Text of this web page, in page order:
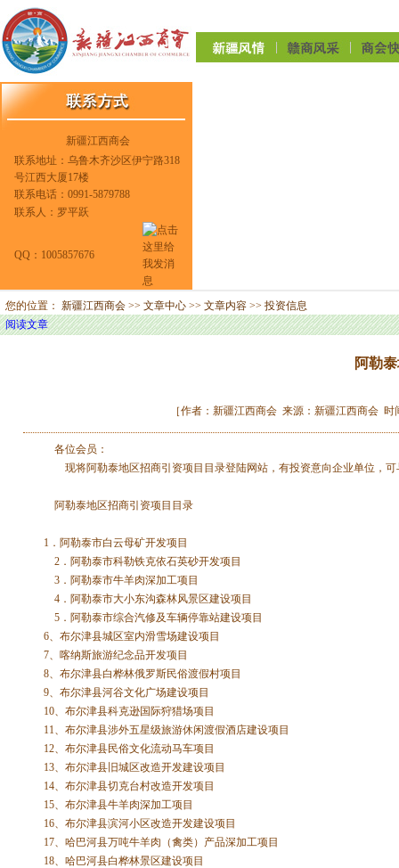
新疆江西商会
联系地址：乌鲁木齐沙区伊宁路318
号江西大厦17楼
联系电话：0991-5879788
联系人：罗平跃
QQ：1005857676
您的位置： 新疆江西商会 >> 文章中心 >> 文章内容 >> 投资信息
阅读文章
阿勒
［作者：新疆江西商会 来源：新疆江西商会 时
各位会员：
现将阿勒泰地区招商引资项目目录登陆网站，有投资意向企业单位，可
阿勒泰地区招商引资项目目录
1．阿勒泰市白云母矿开发项目
2．阿勒泰市科勒铁克依石英砂开发项目
3．阿勒泰市牛羊肉深加工项目
4．阿勒泰市大小东沟森林风景区建设项目
5．阿勒泰市综合汽修及车辆停靠站建设项目
6、布尔津县城区室内滑雪场建设项目
7、喀纳斯旅游纪念品开发项目
8、布尔津县白桦林俄罗斯民俗渡假村项目
9、布尔津县河谷文化广场建设项目
10、布尔津县科克逊国际狩猎场项目
11、布尔津县涉外五星级旅游休闲渡假酒店建设项目
12、布尔津县民俗文化流动马车项目
13、布尔津县旧城区改造开发建设项目
14、布尔津县切克台村改造开发项目
15、布尔津县牛羊肉深加工项目
16、布尔津县滨河小区改造开发建设项目
17、哈巴河县万吨牛羊肉（禽类）产品深加工项目
18、哈巴河县白桦林景区建设项目